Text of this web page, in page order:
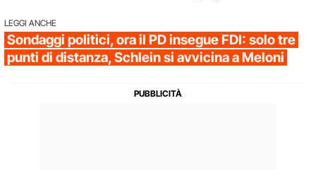
LEGGI ANCHE
Sondaggi politici, ora il PD insegue FDI: solo tre
punti di distanza, Schlein si avvicina a Meloni